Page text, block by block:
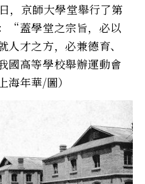
，京師大學堂舉行了第
“蓋學堂之宗旨，必以
才之方，必兼德育、
國高等學校舉辦運動會
海年華/圖）